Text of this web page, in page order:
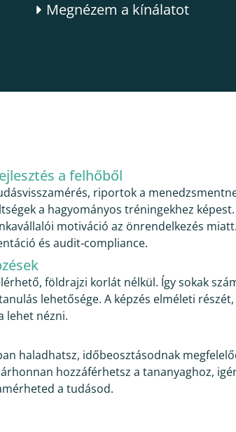
Megnézem a kínálatot
a felhőből
riportok a
a hagyományos tréningekhez képest.
motiváció az önrendelkezés
és audit‑compliance.
földrajzi korlát nélkül. Így sokak
lehetősége. A képzés elméleti részét,
lehet nézni.
haladhatsz, időbeosztásodnak
hozzáférhetsz a tananyaghoz,
a tudásod.